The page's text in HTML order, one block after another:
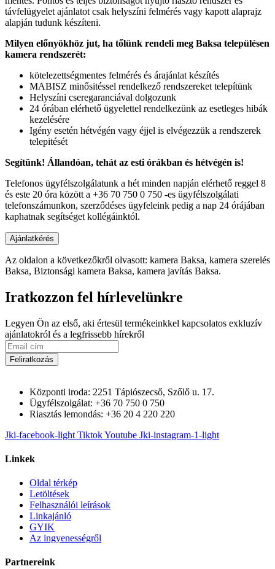
távfelügyelet ajánlatot csak helyszíni felmérés vagy kapott alaprajz
alapján tudunk készíteni.
Milyen előnyökhöz jut, ha tőlünk rendeli meg Baksa településen
kamera rendszerét:
kötelezettségmentes felmérés és árajánlat készítés
MABISZ minősitéssel rendelkező rendszereket telepítünk
Helyszíni cseregaranciával dolgozunk
24 órában elérhető ügyelettel rendelkezünk az esetleges hibák
kezelésére
Igény esetén hétvégén vagy éjjel is elvégezzük a rendszerek
telepitését
Segítünk! Állandóan, tehát az esti órákban és hétvégén is!
Telefonos ügyfélszolgálatunk a hét minden napján elérhető reggel 8
és este 20 óra között a +36 70 750 0 750 -es ügyfélszolgálati
telefonszámunkon, szerződéses ügyfeleink pedig a nap 24 órájában
kaphatnak segítséget kollégáinktól.
Az oldalon a következőkről olvasott: kamera Baksa, kamera szerelés
Baksa, Biztonsági kamera Baksa, kamera javítás Baksa.
Iratkozzon fel hírlevelünkre
Legyen Ön az első, aki értesül termékeinkkel kapcsolatos exkluzív
ajánlatokról és a legfrissebb hírekről
Feliratkozás
Központi iroda: 2251 Tápiószecső, Szőlő u. 17.
Ügyfélszolgálat: +36 70 750 0 750
Riasztás lemondás: +36 20 4 220 220
Jki-facebook-light TiktokYoutube Jki-instagram-1-light
Linkek
Oldal térkép
Letöltések
Felhasználói leírások
Linkajánló
GYIK
Az ingyenességről
Partnereink